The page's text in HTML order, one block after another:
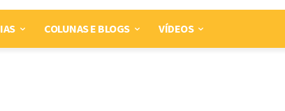
COLUNAS E BLOGS VÍDEOS